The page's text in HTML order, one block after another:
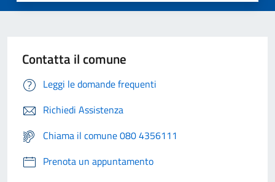
Contatta il comune
Leggi le domande frequenti
Richiedi Assistenza
Chiama il comune 080 4356111
Prenota un appuntamento